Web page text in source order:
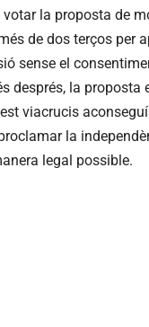
la proposta de
de dos terços per
sense el
després, la
viacrucis
la
legal possible.